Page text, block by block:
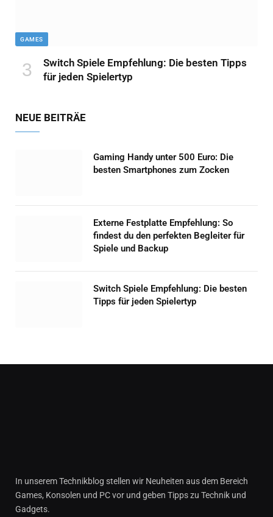
GAMES
Switch Spiele Empfehlung: Die besten Tipps
für jeden Spielertyp
NEUE BEITRÄE
Gaming Handy unter 500 Euro: Die
besten Smartphones zum Zocken
Externe Festplatte Empfehlung: So
findest du den perfekten Begleiter für
Spiele und Backup
Switch Spiele Empfehlung: Die besten
Tipps für jeden Spielertyp
In unserem Technikblog stellen wir Neuheiten aus dem Bereich
Games, Konsolen und PC vor und geben Tipps zu Technik und
Gadgets.